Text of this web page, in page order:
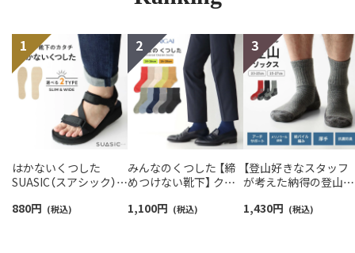
はかないくつした
SUASIC（スアシック）
抗菌防臭 ソックス メン
880円 (税込)
みんなのくつした 【締
めつけない靴下】 クル
【24-26cm】【26-28cm】
1,100円 (税込)
【登山好きなスタッフ
が考えた納得の登山用
リノウール混 クルー
1,430円 (税込)